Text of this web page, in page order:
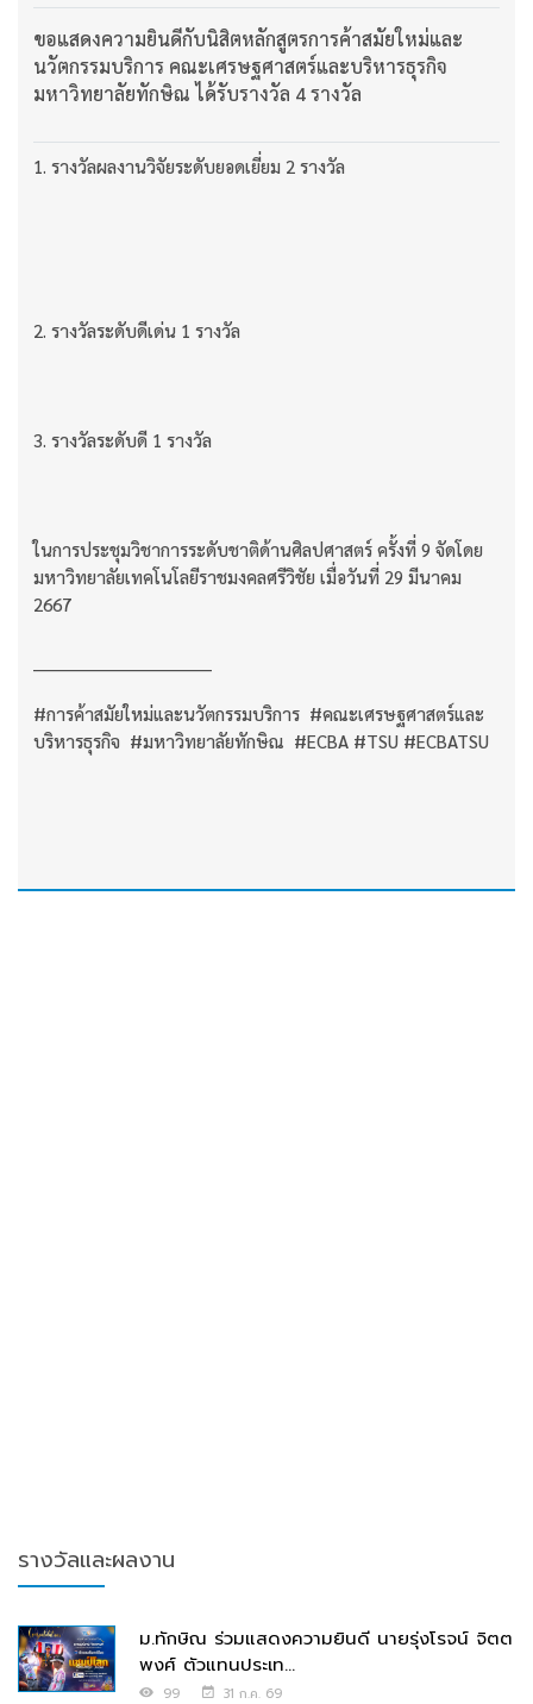
ขอแสดงความยินดีกับนิสิตหลักสูตรการค้าสมัยใหม่และ
นวัตกรรมบริการ คณะเศรษฐศาสตร์และบริหารธุรกิจ
มหาวิทยาลัยทักษิณ ได้รับรางวัล 4 รางวัล
1. รางวัลผลงานวิจัยระดับยอดเยี่ยม 2 รางวัล
2. รางวัลระดับดีเด่น 1 รางวัล
3. รางวัลระดับดี 1 รางวัล
ในการประชุมวิชาการระดับชาติด้านศิลปศาสตร์ ครั้งที่ 9 จัดโดย
มหาวิทยาลัยเทคโนโลยีราชมงคลศรีวิชัย เมื่อวันที่ 29 มีนาคม
2667
#การค้าสมัยใหม่และนวัตกรรมบริการ #คณะเศรษฐศาสตร์และ
บริหารธุรกิจ #มหาวิทยาลัยทักษิณ #ECBA #TSU #ECBATSU
รางวัลและผลงาน
ม.ทักษิณ ร่วมแสดงความยินดี นายรุ่งโรจน์ จิตต
พงศ์ ตัวแทนประเท...
99 31 ก.ค. 69